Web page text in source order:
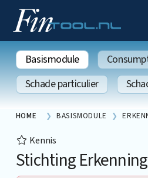
Basismodule
Schade particulier
HOME BASISMODULE
Kennis
Stichting